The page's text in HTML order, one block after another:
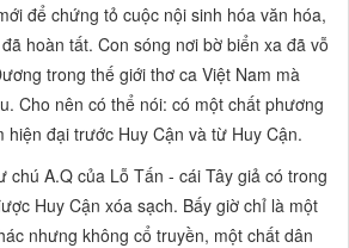
để chứng tỏ cuộc nội sinh hóa văn hóa,
hoàn tất. Con sóng nơi bờ biển xa đã vỗ
trong thế giới thơ ca Việt Nam mà
Cho nên có thể nói: có một chất phương
hiện đại trước Huy Cận và từ Huy Cận.
chú A.Q của Lỗ Tấn - cáiTây giả có trong
Huy Cận xóa sạch. Bấy giờ chỉ là một
nhưng không cổ truyền, một chất dân